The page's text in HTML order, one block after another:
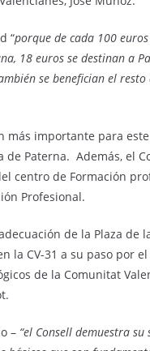
“porque de cada 100
18 euros se destinan a
se benefician el
importante para
Paterna. Además, el
centro de Formación
Profesional.
de la Plaza de
CV-31 a su paso por el
de la Comunitat
– “el Consell demuestra